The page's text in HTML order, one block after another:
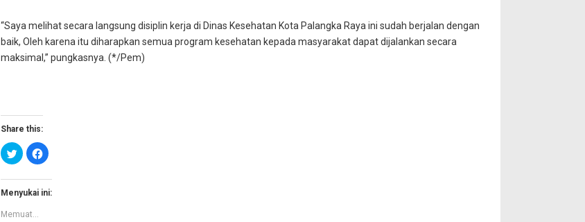
“Saya melihat secara langsung disiplin kerja di Dinas Kesehatan Kota Palangka Raya ini sudah berjalan dengan
baik, Oleh karena itu diharapkan semua program kesehatan kepada masyarakat dapat dijalankan secara
maksimal,” pungkasnya. (*/Pem)
Share this:
K
l
n
t
k
K
l
n
Menyukai ini:
Memuat...